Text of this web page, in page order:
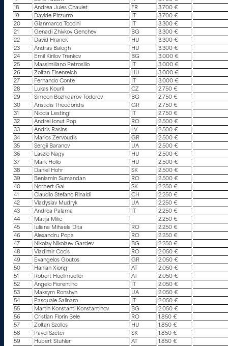
18
Andrea Jules Chaulet FR
3.700 €
19
Davide Pizzurro
3.700 €
20
Gianmarco Toccini
3.300 €
21
Genadi Zhivkov Genchev BG
3.300 €
22
David Hranek HU
3.300 €
23
Andras Balogh HU
3.300 €
24
Emil Kirilov Trenkov BG
3.000 €
25
Massimiliano Petrosillo
3.000 €
26
Zoltan Eisenreich HU
3.000 €
27
Fernando Conte
3.000 €
28
Lukas Kouril CZ
2.750 €
29
Simeon Bozhidarov Todorov BG
2.750 €
30
Aristidis Theodoridis GR
2.750 €
31
Nicola Lestingi
2.750 €
32
Andrei Ionut Pop RO
2.500 €
33
Andris Rasins LV
2.500 €
34
Marios Zervoudis GR
2.500 €
35
Sergii Baranov UA
2.500 €
36
Laszlo Nagy HU
2.500 €
37
Mark Hollo HU
2.500 €
38
Daniel Hohr SK
2.500 €
39
Beniamin Sumandan RO
2.500 €
40
Norbert Gal SK
2.250 €
41
Claudio Stefano Rinaldi CH
2.250 €
42
Vladyslav Mudryk UA
2.250 €
43
Andrea Palama
2.250 €
44
Matija Milic
2.250 €
45
Iuliana Mihaela Dita RO
2.250 €
46
Alexandru Popa RO
2.250 €
47
Nikolay Nikolaev Gardev BG
2.250 €
48
Vladimir Cocis RO
2.050 €
49
Evangelos Goutos GR
2.050 €
50
Hanlan Xiong AT
2.050 €
51
Robert Hoellmueller AT
2.050 €
52
Angelo Fiorentino
2.050 €
53
Maksym Ronshyn UA
2.050 €
54
Pasquale Salinaro
2.050 €
55
Martin Konstanti Konstantinov BG
2.050 €
56
Cristian Florin Bele RO
1.850 €
57
Zoltan Szollos HU
1.850 €
58
Pavol Szetei SK
1.850 €
59
Hubert Stuhler AT
1.850 €